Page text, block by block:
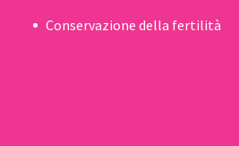
Conservazione della fertilità